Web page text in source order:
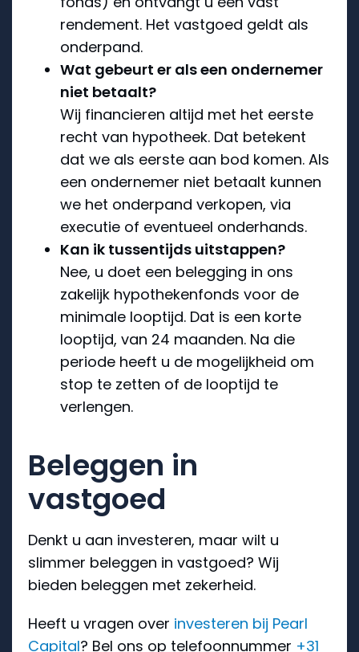
rendement. Het vastgoed geldt als
onderpand.
Wat gebeurt er als een ondernemer
niet betaalt?
Wij financieren altijd met het eerste
recht van hypotheek. Dat betekent
dat we als eerste aan bod komen. Als
een ondernemer niet betaalt kunnen
we het onderpand verkopen, via
executie of eventueel onderhands.
Kan ik tussentijds uitstappen?
Nee, u doet een belegging in ons
zakelijk hypothekenfonds voor de
minimale looptijd. Dat is een korte
looptijd, van 24 maanden. Na die
periode heeft u de mogelijkheid om
stop te zetten of de looptijd te
verlengen.
Beleggen in
vastgoed
Denkt u aan investeren, maar wilt u
slimmer beleggen in vastgoed? Wij
bieden beleggen met zekerheid.
Heeft u vragen over investeren bij Pearl
Capital? Bel ons op telefoonnummer +31